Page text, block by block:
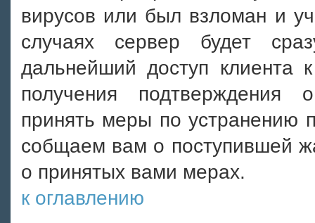
вирусов или был взломан и
случаях сервер будет
дальнейший доступ клиента
получения подтверждения
принять меры по устранению
собщаем вам о поступившей
о принятых вами мерах.
к оглавлению